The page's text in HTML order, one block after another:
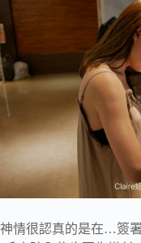
神情很認真的是在…簽